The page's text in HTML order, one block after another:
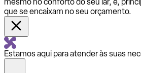
que se encaixam no seu orçamento.
Estamos aqui para atender às suas